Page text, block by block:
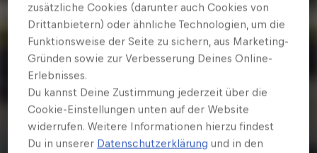
4 h 2 Min
zusätzliche Cookies (darunter auch Cookies von
Drittanbietern) oder ähnliche Technologien, um die
Funktionsweise der Seite zu sichern, aus Marketing-
Gründen sowie zur Verbesserung Deines Online-
Erlebnisses.
Du kannst Deine Zustimmung jederzeit über die
Cookie-Einstellungen unten auf der Website
widerrufen. Weitere Informationen hierzu findest
Du in unserer Datenschutzerklärung und in den